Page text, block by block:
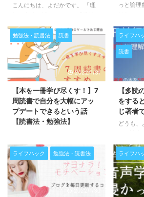
こんな方におすすめ 最近、本を
しいけど、何を読めばいいか分か
らない 難しい本ってどんな本 ...
か読まな
ラッと変
を読むと
...
こんにちは、よだかです。 「理
たい習慣があるのに続かない」
「自分をもっと信じられるように
なりたい」 そんな方にこそ試し
てほしいのが、“アファメーショ
ン”という心の言語トレーニング
です。 私自身、実際に取り組ん
できた中で、言葉の力が思考を変
え、行動を変え、人生に作用する
実感を得てきました。 この記事
では、アファメーションを効果的
に使うためのコツを、実体験ベー
ァメーションを習慣化したい 自
分の行動や思考を変えていきたい
...
っと論理
したい」
が高まっ
始められ
を生む
──「紙
私自身が
書くこ
ングであ
てご紹介
に、思考
かして
勉強法・読書法 読書
2022/1/31
【本を一冊学び尽くす！】7
周読書で自分を大幅にアッ
プデートできるという話
【読書法・勉強法】
は、「これは良い本だ！」と感じ
る本に出会ったことはあります
か？ もしあれば、その本の内容
をどれだけ覚えているでしょう
か？ きっと、部分的にしか思い
出せないはずです。 それもその
ライフハ
読書
【多読
をする
じ著者
どうも、
効用の一
る」とい
れは、何
で、著者
込むこ
り、コス
ライフハック 勉強法・読書法 ライフハ